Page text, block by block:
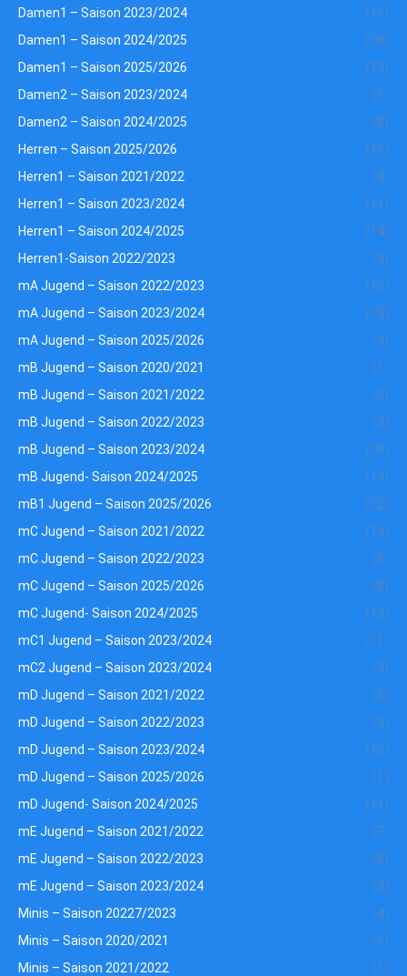
Damen1 – Saison 2023/2024
(11)
Damen1 – Saison 2024/2025
(19)
Damen1 – Saison 2025/2026
(17)
Damen2 – Saison 2023/2024
(1)
Damen2 – Saison 2024/2025
(8)
Herren – Saison 2025/2026
(15)
Herren1 – Saison 2021/2022
(4)
Herren1 – Saison 2023/2024
(11)
Herren1 – Saison 2024/2025
(14)
Herren1-Saison 2022/2023
(9)
mA Jugend – Saison 2022/2023
(10)
mA Jugend – Saison 2023/2024
(13)
mA Jugend – Saison 2025/2026
(3)
mB Jugend – Saison 2020/2021
(1)
mB Jugend – Saison 2021/2022
(5)
mB Jugend – Saison 2022/2023
(2)
mB Jugend – Saison 2023/2024
(19)
mB Jugend- Saison 2024/2025
(19)
mB1 Jugend – Saison 2025/2026
(12)
mC Jugend – Saison 2021/2022
(14)
mC Jugend – Saison 2022/2023
(8)
mC Jugend – Saison 2025/2026
(8)
mC Jugend- Saison 2024/2025
(12)
mC1 Jugend – Saison 2023/2024
(11)
mC2 Jugend – Saison 2023/2024
(2)
mD Jugend – Saison 2021/2022
(5)
mD Jugend – Saison 2022/2023
(9)
mD Jugend – Saison 2023/2024
(10)
mD Jugend – Saison 2025/2026
(1)
mD Jugend- Saison 2024/2025
(11)
mE Jugend – Saison 2021/2022
(7)
mE Jugend – Saison 2022/2023
(8)
mE Jugend – Saison 2023/2024
(2)
Minis – Saison 20227/2023
(4)
Minis – Saison 2020/2021
(1)
Minis – Saison 2021/2022
(1)